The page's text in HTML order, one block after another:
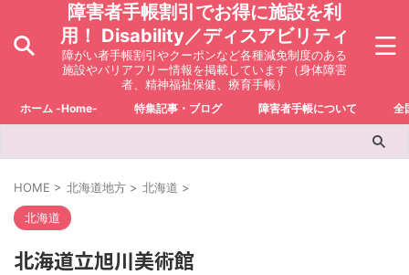
障害者手帳割引でお得に施設を利
用！ Disability／ディスアビリティ
障がい者手帳割引やクーポンなど各種減免制度のある
施設やバリアフリー情報を掲載しています（身体障害
者、精神福祉保健、療育手帳）
ホーム -Home- 特集記事・ブログ 障害者手帳について 全
HOME > 北海道地方 > 北海道 >
北海道
北海道立旭川美術館